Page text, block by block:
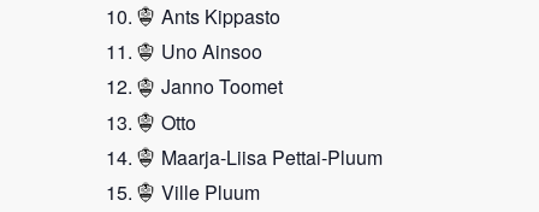
Ants Kippasto
Uno Ainsoo
Janno Toomet
Otto
Maarja-Liisa Pettai-Pluum
Ville Pluum